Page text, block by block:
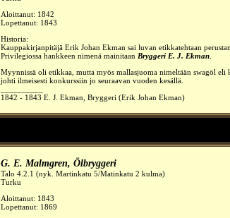
Aloittanut: 1842
Lopettanut: 1843
Historia:
Kauppakirjanpitäjä Erik Johan Ekman sai luvan etikkatehtaan
Privilegiossa hankkeen nimenä mainitaan Bryggeri E. J. Ekman
Myynnissä oli etikkaa, mutta myös mallasjuoma nimeltään swagöl
johti ilmeisesti konkurssiin jo seuraavan vuoden kesällä.
1842 - 1843 E. J. Ekman, Bryggeri (Erik Johan Ekman)
G. E. Malmgren, Ölbryggeri
Talo 4.2.1 (nyk. Martinkatu 5/Matinkatu 2 kulma)
Turku
Aloittanut: 1843
Lopettanut: 1869